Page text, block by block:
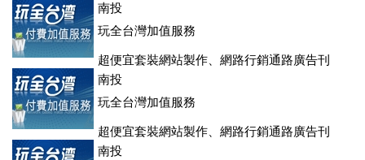
登、訂房系統、客房委託旅行社銷售，全面優惠中....
南投
玩全台灣加值服務
超便宜套裝網站製作、網路行銷通路廣告刊
登、訂房系統、客房委託旅行社銷售，全面優惠中....
南投
玩全台灣加值服務
超便宜套裝網站製作、網路行銷通路廣告刊
登、訂房系統、客房委託旅行社銷售，全面優惠中....
南投